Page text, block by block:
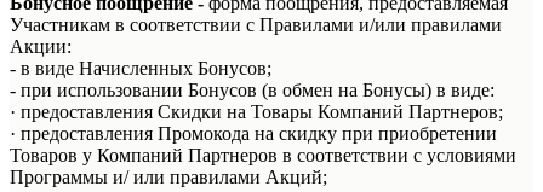
Участникам в соответствии с Правилами и/или правилами
Акции:
- в виде Начисленных Бонусов;
- при использовании Бонусов (в обмен на Бонусы) в виде:
· предоставления Скидки на Товары Компаний Партнеров;
· предоставления Промокода на скидку при приобретении
Товаров у Компаний Партнеров в соответствии с условиями
Программы и/ или правилами Акций;